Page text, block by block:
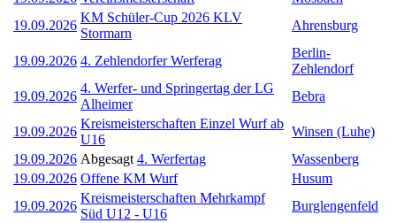
19.09.2026
KM Schüler-Cup 2026 KLV
Stormarn
Ahrensburg
19.09.2026 4. Zehlendorfer Werferag
Berlin-
Zehlendorf
19.09.2026
4. Werfer- und Springertag der LG
Alheimer
Bebra
19.09.2026
Kreismeisterschaften Einzel Wurf ab
U16
Winsen (Luhe)
19.09.2026 Abgesagt 4. Werfertag
Wassenberg
19.09.2026 Offene KM Wurf
Husum
19.09.2026
Kreismeisterschaften Mehrkampf
Süd U12 - U16
Burglengenfeld